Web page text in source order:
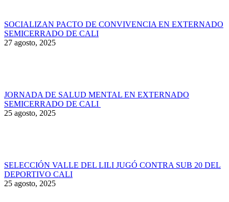
SOCIALIZAN PACTO DE CONVIVENCIA EN EXTERNADO
SEMICERRADO DE CALI
27 agosto, 2025
JORNADA DE SALUD MENTAL EN EXTERNADO
SEMICERRADO DE CALI
25 agosto, 2025
SELECCIÓN VALLE DEL LILI JUGÓ CONTRA SUB 20 DEL
DEPORTIVO CALI
25 agosto, 2025